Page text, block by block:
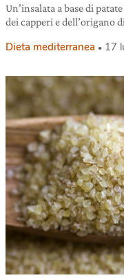
Un’insalata a base di
dei capperi e dell’origano
Dieta mediterranea 17